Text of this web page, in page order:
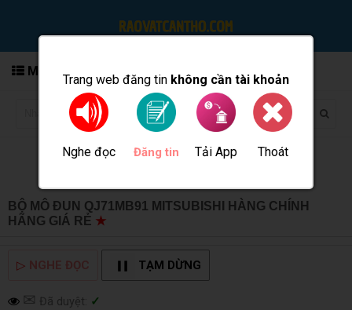
Trang web đăng tin không cần tài khoản
Nghe đọc Đăng tin Tải App Thoát
MENU
BỘ MÔ ĐUN QJ71MB91 MITSUBISHI HÀNG CHÍNH
HÃNG GIÁ RẺ ★
▷ NGHE ĐỌC TẠM DỪNG
✉ Đã duyệt: ✓